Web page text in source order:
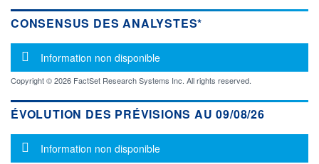
CONSENSUS DES ANALYSTES*
Message d'information
Information non disponible
Copyright © 2026 FactSet Research Systems Inc. All rights reserved.
ÉVOLUTION DES PRÉVISIONS AU 09/08/26
Message d'information
Information non disponible